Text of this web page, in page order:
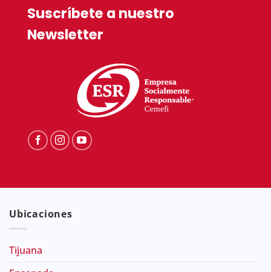
Suscríbete a nuestro
Newsletter
Ubicaciones
Tijuana